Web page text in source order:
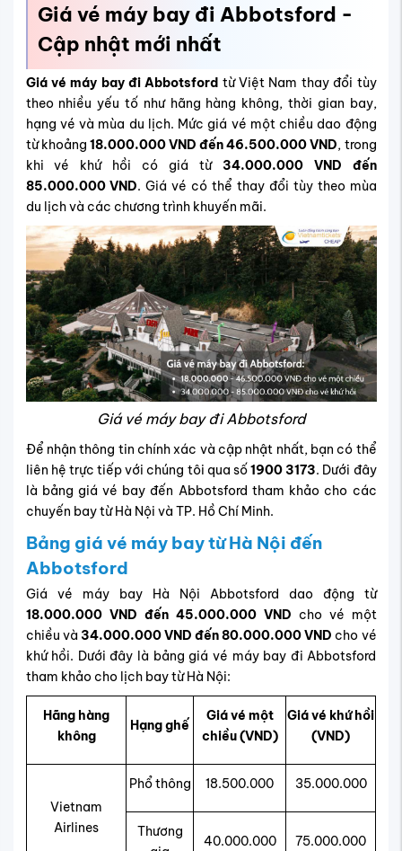
Giá vé máy bay đi Abbotsford -
Cập nhật mới nhất
Giá vé máy bay đi Abbotsford từ Việt Nam thay đổi tùy
theo nhiều yếu tố như hãng hàng không, thời gian bay,
hạng vé và mùa du lịch. Mức giá vé một chiều dao động
từ khoảng 18.000.000 VND đến 46.500.000 VND, trong
khi vé khứ hồi có giá từ 34.000.000 VND đến
85.000.000 VND. Giá vé có thể thay đổi tùy theo mùa
du lịch và các chương trình khuyến mãi.
Giá vé máy bay đi Abbotsford
Để nhận thông tin chính xác và cập nhật nhất, bạn có thể
liên hệ trực tiếp với chúng tôi qua số1900 3173. Dưới đây
là bảng giá vé bay đến Abbotsford tham khảo cho các
chuyến bay từ Hà Nội và TP. Hồ Chí Minh.
Bảng giá vé máy bay từ Hà Nội đến
Abbotsford
Giá vé máy bay Hà Nội Abbotsford dao động từ
18.000.000 VND đến 45.000.000 VND cho vé một
chiều và 34.000.000 VND đến 80.000.000 VND cho vé
khứ hồi. Dưới đây là bảng giá vé máy bay đi Abbotsford
tham khảo cho lịch bay từ Hà Nội:
Hãng hàng
không
Hạng ghế
Giá vé một
chiều (VND)
Giá vé khứ hồi
(VND)
Vietnam
Airlines
Phổ thông 18.500.000 35.000.000
Thương
40.000.000 75.000.000